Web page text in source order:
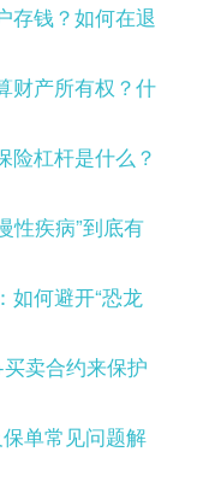
存钱？如何在退
财产所有权？什
险杠杆是什么？
性疾病”到底有
如何避开“恐龙
卖合约来保护
单常见问题解